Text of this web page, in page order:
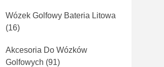
Wózek Golfowy Bateria Litowa
(16)
Akcesoria Do Wózków
Golfowych (91)